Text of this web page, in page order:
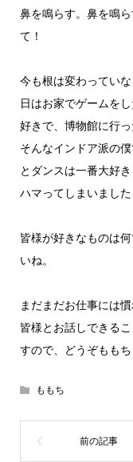
鼻を鳴らす。鼻を鳴
て！
今も根は変わってい
日はお家でゲームを
好きで、博物館に行っ
そんなインドア派の
とダンスは一番大好
ハマってしまいました
皆様が好きなものは
いね。
まだまだお仕事には
皆様とお話しできる
すので、どうぞもも
ももち